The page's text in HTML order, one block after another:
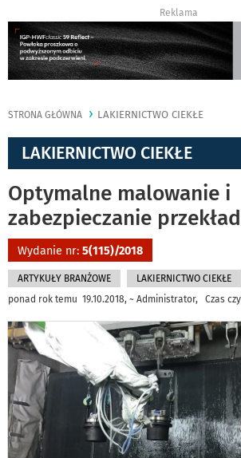
Reklama
STRONA GŁÓWNA LAKIERNICTWO CIEKŁE
LAKIERNICTWO CIEKŁE
Optymalne malowanie i
zabezpieczanie
Wydanie nr: 5(115)/2018
ARTYKUŁY BRANŻOWE
LAKIERNICTWO CIEKŁE
ponad rok temu 19.10.2018, ~ Administrator, Czas